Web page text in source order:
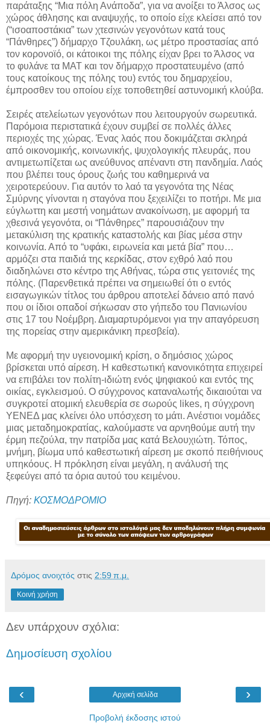
παράταξης “Μια πόλη Ανάποδα”, για να ανοίξει το Άλσος ως
χώρος άθλησης και αναψυχής, το οποίο είχε κλείσει από τον
(“ισοαποστάκια” των χτεσινών γεγονότων κατά τους
“Πάνθηρες”) δήμαρχο Τζουλάκη, ως μέτρο προστασίας από
τον κορονοϊό, οι κάτοικοι της πόλης είχαν βρει το Άλσος να
το φυλάνε τα ΜΑΤ και τον δήμαρχο προστατευμένο (από
τους κατοίκους της πόλης του) εντός του δημαρχείου,
έμπροσθεν του οποίου είχε τοποθετηθεί αστυνομική κλούβα.
Σειρές ατελείωτων γεγονότων που λειτουργούν σωρευτικά.
Παρόμοια περιστατικά έχουν συμβεί σε πολλές άλλες
περιοχές της χώρας. Ένας λαός που δοκιμάζεται σκληρά
από οικονομικής, κοινωνικής, ψυχολογικής πλευράς, που
αντιμετωπίζεται ως ανεύθυνος απέναντι στη πανδημία. Λαός
που βλέπει τους όρους ζωής του καθημερινά να
χειροτερεύουν. Για αυτόν το λαό τα γεγονότα της Νέας
Σμύρνης γίνονται η σταγόνα που ξεχειλίζει το ποτήρι. Με μια
εύγλωττη και μεστή νοημάτων ανακοίνωση, με αφορμή τα
χθεσινά γεγονότα, οι “Πάνθηρες” παρουσιάζουν την
μετακύλιση της κρατικής καταστολής και βίας μέσα στην
κοινωνία. Από το “υφάκι, ειρωνεία και μετά βία” που…
αρμόζει στα παιδιά της κερκίδας, στον εχθρό λαό που
διαδηλώνει στο κέντρο της Αθήνας, τώρα στις γειτονιές της
πόλης. (Παρενθετικά πρέπει να σημειωθεί ότι ο εντός
εισαγωγικών τίτλος του άρθρου αποτελεί δάνειο από πανό
που οι ίδιοι οπαδοί σήκωσαν στο γήπεδο του Πανιωνίου
στις 17 του Νοέμβρη. Διαμαρτυρόμενοι για την απαγόρευση
της πορείας στην αμερικάνικη πρεσβεία).
Με αφορμή την υγειονομική κρίση, ο δημόσιος χώρος
βρίσκεται υπό αίρεση. Η καθεστωτική κανονικότητα επιχειρεί
να επιβάλει τον πολίτη-ιδιώτη ενός ψηφιακού και εντός της
οικίας, εγκλεισμού. Ο σύγχρονος καταναλωτής δικαιούται να
συγκροτεί ατομική ελευθερία σε σωρούς likes, η σύγχρονη
ΥΕΝΕΔ μας κλείνει όλο υπόσχεση το μάτι. Ανέστιοι νομάδες
μιας μεταδημοκρατίας, καλούμαστε να αρνηθούμε αυτή την
έρμη πεζούλα, την πατρίδα μας κατά Βελουχιώτη. Τόπος,
μνήμη, βίωμα υπό καθεστωτική αίρεση με σκοπό πειθήνιους
υπηκόους. Η πρόκληση είναι μεγάλη, η ανάλυσή της
ξεφεύγει από τα όρια αυτού του κειμένου.
Πηγή: ΚΟΣΜΟΔΡΟΜΙΟ
Δρόμος ανοιχτός στις 2:59 π.μ.
Κοινή χρήση
Δεν υπάρχουν σχόλια:
Δημοσίευση σχολίου
‹ ›
Αρχική σελίδα
Προβολή έκδοσης ιστού